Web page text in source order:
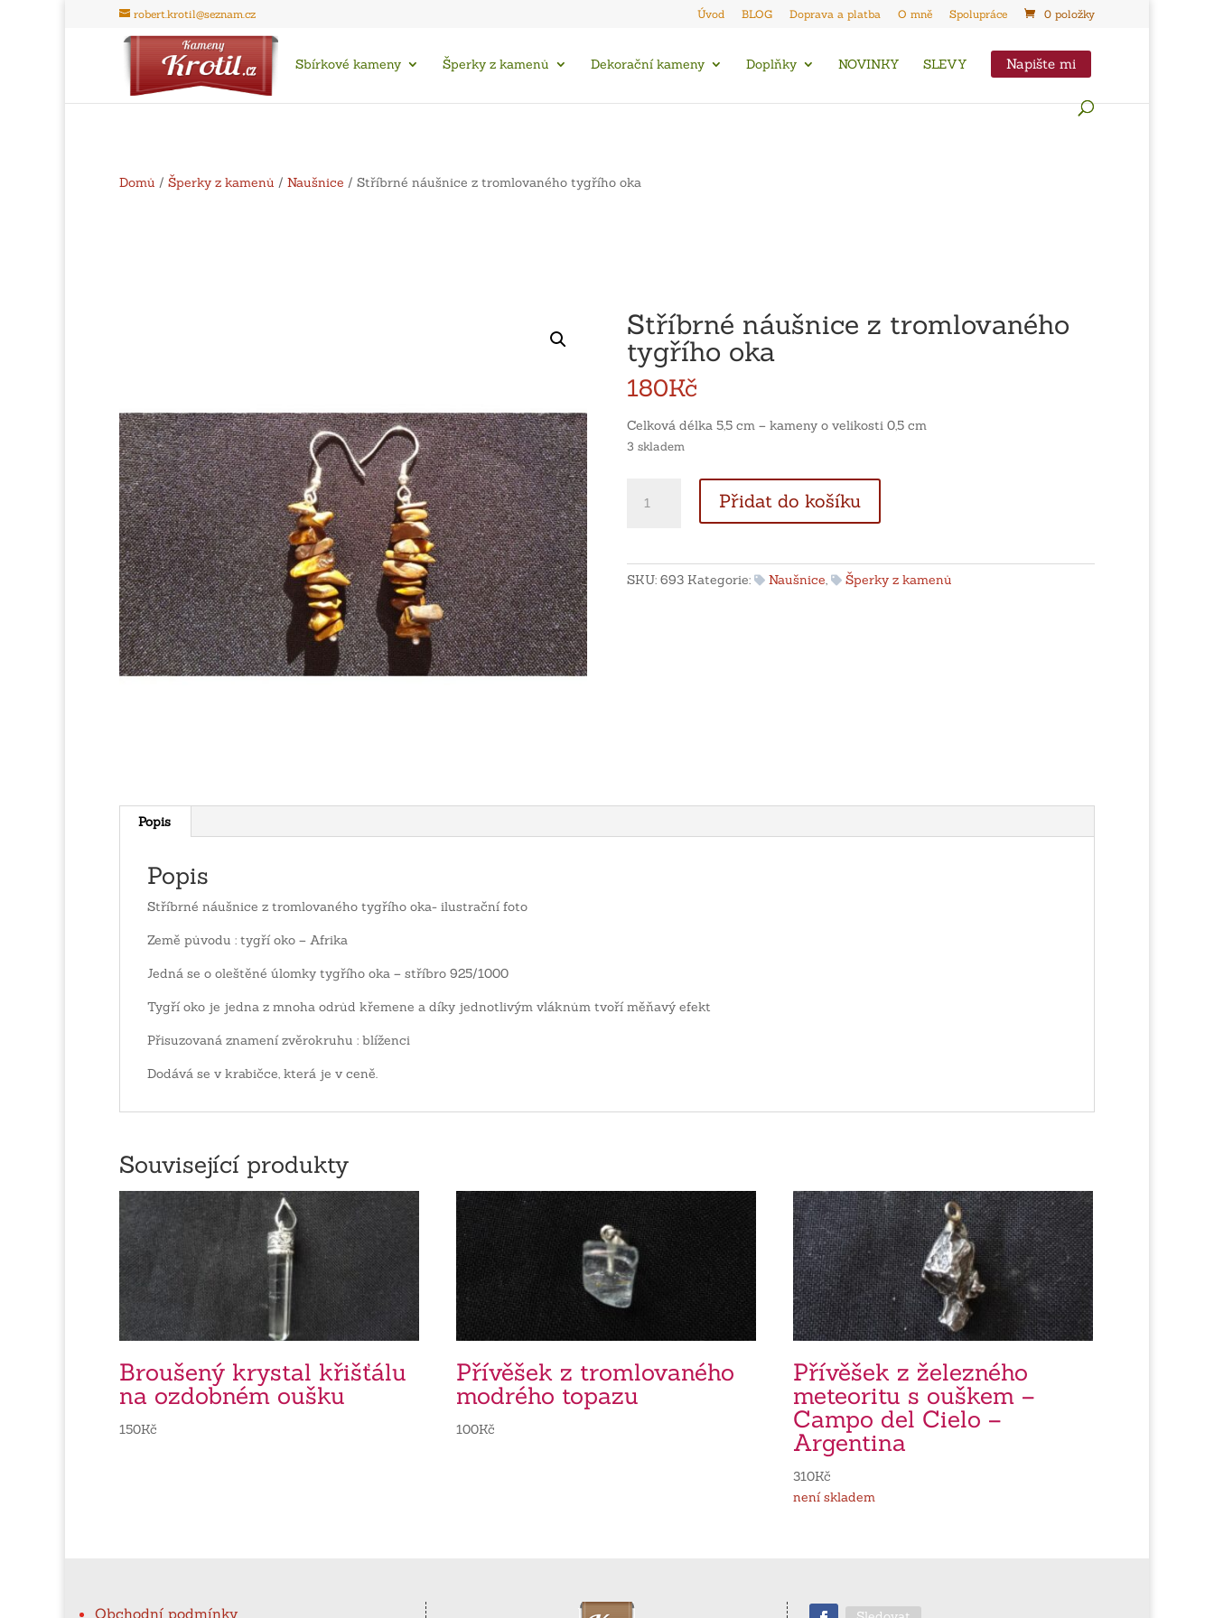
robert.krotil@seznam.cz Úvod BLOG Doprava a platba O mně Spolupráce 0 položky
Sbírkové kameny Šperky z kamenů Dekorační kameny Doplňky NOVINKY SLEVY Napište mi
Domů / Šperky z kamenů / Naušnice / Stříbrné náušnice z tromlovaného tygřího oka
Stříbrné náušnice z tromlovaného
tygřího oka
180Kč
Celková délka 5,5 cm – kameny o velikosti 0,5 cm
3 skladem
náušnice
Přidat do košíku
SKU: 693 Kategorie: Naušnice, Šperky z kamenů
Popis
Popis
Stříbrné náušnice z tromlovaného tygřího oka- ilustrační foto
Země původu : tygří oko – Afrika
Jedná se o oleštěné úlomky tygřího oka – stříbro 925/1000
Tygří oko je jedna z mnoha odrůd křemene a díky jednotlivým vláknům tvoří měňavý efekt
Přisuzovaná znamení zvěrokruhu : blíženci
Dodává se v krabičce, která je v ceně.
Související produkty
Broušený krystal křišťálu
na ozdobném oušku
150Kč
Přívěšek z tromlovaného
modrého topazu
100Kč
Přívěšek z železného
meteoritu s ouškem –
Campo del Cielo –
Argentina
310Kč
není skladem
Obchodní podmínky